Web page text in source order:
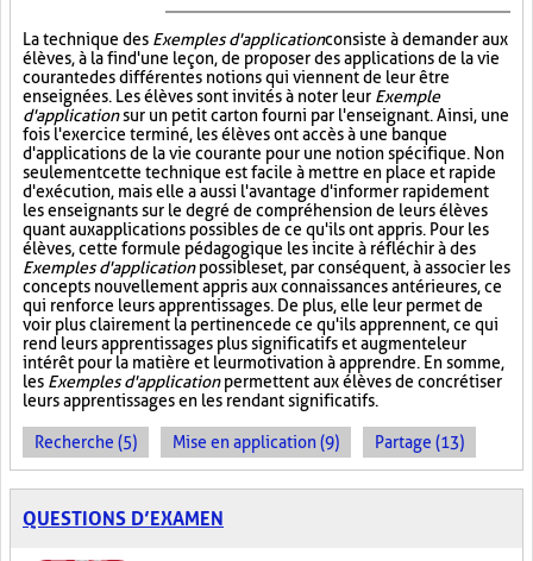
La technique des Exemples d'applicationconsiste à demander aux
élèves, à la fin d'une leçon, de proposer des applications de la vie
courante des différentes notions qui viennent de leur être
enseignées. Les élèves sont invités à noter leur Exemple
d'applicationsur un petit carton fourni par l'enseignant. Ainsi, une
fois l'exercice terminé, les élèves ont accès à une banque
d'applications de la vie courante pour une notion spécifique. Non
seulement cette technique est facile à mettre en place et rapide
d'exécution, mais elle a aussi l'avantage d'informer rapidement
les enseignants sur le degré de compréhension de leurs élèves
quant aux applications possibles de ce qu'ils ont appris. Pour les
élèves, cette formule pédagogique les incite à réfléchir à des
Exemples d'applicationpossibles et, par conséquent, à associer les
concepts nouvellement appris aux connaissances antérieures, ce
qui renforce leurs apprentissages. De plus, elle leur permet de
voir plus clairement la pertinence de ce qu'ils apprennent, ce qui
rend leurs apprentissages plus significatifs et augmente leur
intérêt pour la matière et leur motivation à apprendre. En somme,
les Exemples d'applicationpermettent aux élèves de concrétiser
leurs apprentissages en les rendant significatifs.
Recherche (5) Mise en application (9) Partage (13)
QUESTIONS D’EXAMEN